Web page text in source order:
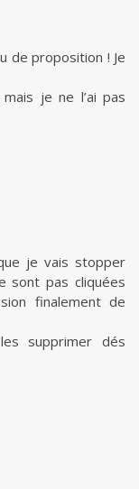
de proposition ! Je
je ne l’ai pas
je vais stopper
sont pas cliquées
finalement de
supprimer dés